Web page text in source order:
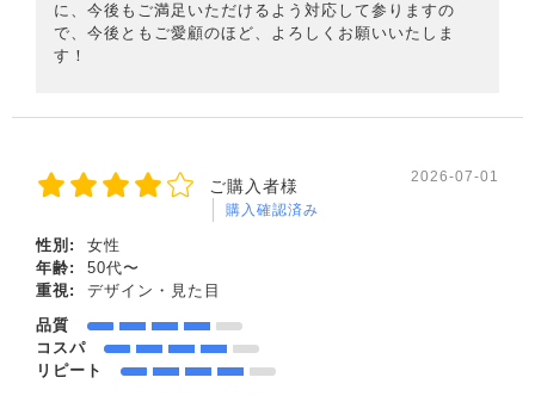
に、今後もご満足いただけるよう対応して参りますの
で、今後ともご愛顧のほど、よろしくお願いいたしま
す！
ご購入者様
購入確認済み
2026-07-01
性別:
女性
年齢:
50代〜
重視:
デザイン・見た目
品質
コスパ
リピート